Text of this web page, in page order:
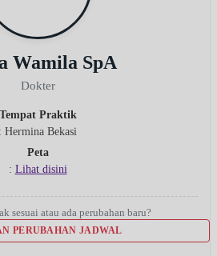
Wamila SpA
Dokter
Tempat Praktik
: Hermina Bekasi
Peta
: Lihat disini
sesuai atau ada perubahan baru?
PERUBAHAN JADWAL